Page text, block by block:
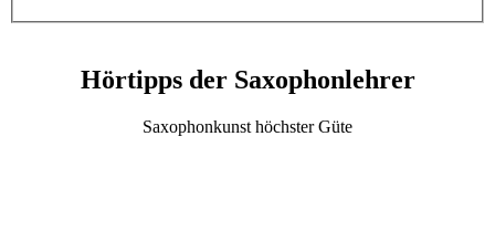
Hörtipps der Saxophonlehrer
Saxophonkunst höchster Güte